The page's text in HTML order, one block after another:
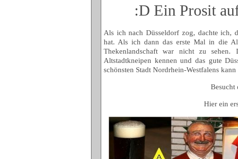
:D Ein Prosit
Als ich nach Düsseldorf zog, dachte ich,
hat. Als ich dann das erste Mal in die
Thekenlandschaft war nicht zu
Altstadtkneipen kennen und das gute
schönsten Stadt Nordrhein-Westfalens
Besucht
Hier ein